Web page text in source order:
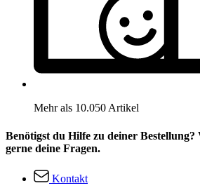
Mehr als 10.050 Artikel
Benötigst du Hilfe zu deiner
gerne deine Fragen.
Kontakt